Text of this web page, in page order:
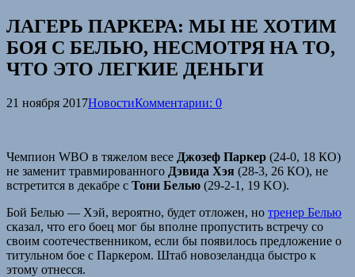
ЛАГЕРЬ ПАРКЕРА: МЫ НЕ ХОТИМ
БОЯ С БЕЛЬЮ, НЕСМОТРЯ НА ТО,
ЧТО ЭТО ЛЕГКИЕ ДЕНЬГИ
21 ноября 2017НовостиКомментарии: 0
Чемпион WBO в тяжелом весе Джозеф Паркер (24-0, 18 КО)
не заменит травмированного Дэвида Хэя (28-3, 26 КО), не
встретится в декабре с Тони Белью (29-2-1, 19 KO).
Бой Белью — Хэй, вероятно, будет отложен, но тренер Белью
сказал, что его боец мог бы вполне пропустить встречу со
своим соотечественником, если бы появилось предложение о
титульном бое с Паркером. Штаб новозеландца быстро к
этому отнесся.